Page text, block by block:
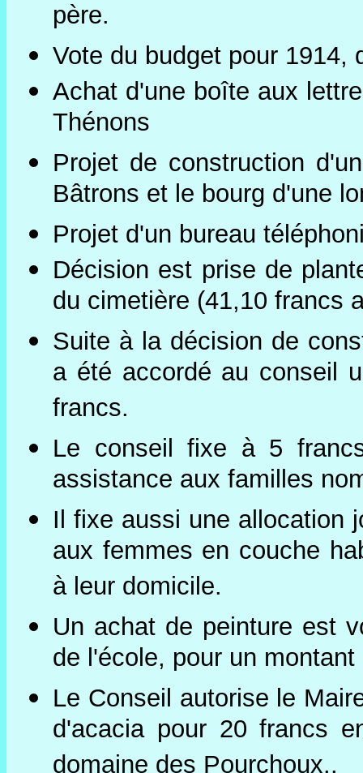
père.
Vote du budget pour 1914,
Achat d'une boîte aux
Thénons
Projet de construction
Bâtrons et le bourg d'une
Projet d'un bureau
Décision est prise de
du cimetière (41,10 francs
Suite à la décision de
a été accordé au conseil
francs.
Le conseil fixe à 5
assistance aux familles
Il fixe aussi une allocation
aux femmes en couche
à leur domicile.
Un achat de peinture est
de l'école, pour un
Le Conseil autorise le
d'acacia pour 20 francs